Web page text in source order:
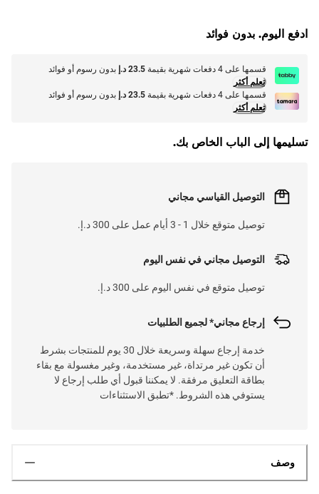
ادفع اليوم. بدون فوائد
قسمها على 4 دفعات شهرية بقيمة 23.5 د.إ
بدون رسوم أو فوائد
تعلم أكثر
قسمها على 4 دفعات شهرية بقيمة
23.5 د.إ
بدون رسوم أو فوائد
تعلم أكثر
تسليمها إلى الباب الخاص بك.
التوصيل القياسي مجاني
توصيل متوقع خلال 1 - 3 أيام عمل على 300 د.إ.
التوصيل مجاني في نفس اليوم
توصيل متوقع في نفس اليوم على 300 د.إ.
إرجاع مجاني* لجميع الطلبيات
خدمة إرجاع سهلة وسريعة خلال 30 يوم للمنتجات بشرط
أن تكون غير مرتداة، غير مستخدمة، وغير مغسولة مع بقاء
بطاقة التعليق مرفقة. لا يمكننا قبول أي طلب إرجاع لا
يستوفي هذه الشروط. *تطبق الاستثناءات
وصف